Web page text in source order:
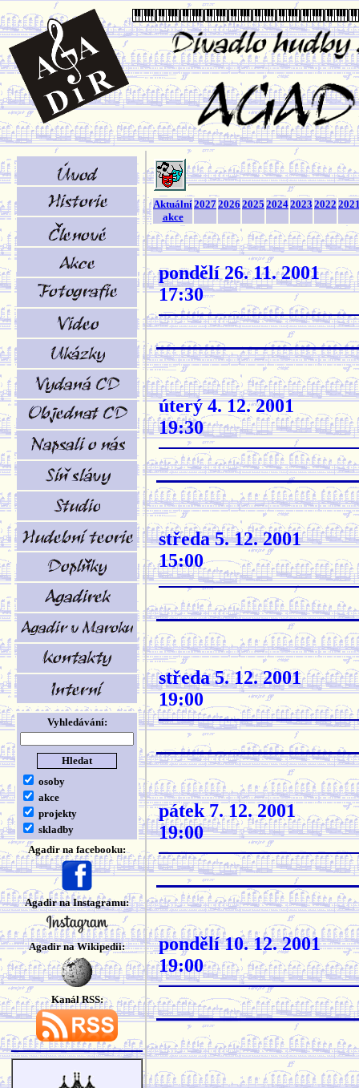
Vyhledávání:
osoby
akce
projekty
skladby
Agadir na facebooku:
Agadir na Instagramu:
Agadir na Wikipedii:
Kanál RSS:
Aktuální
akce
20272026 2025 20242023 2022
pondělí 26. 11. 2001
17:30
úterý 4. 12. 2001
19:30
středa 5. 12. 2001
15:00
středa 5. 12. 2001
19:00
pátek 7. 12. 2001
19:00
pondělí 10. 12. 2001
19:00